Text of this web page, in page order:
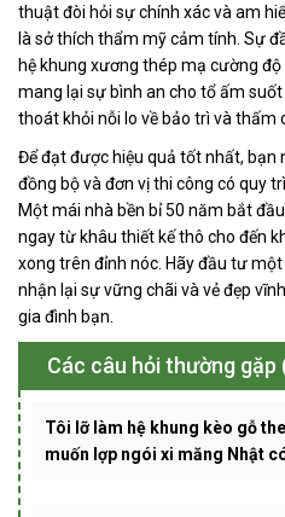
thuật đòi hỏi sự chính xác và am
là sở thích thẩm mỹ cảm tính. Sự
hệ khung xương thép mạ cường
mang lại sự bình an cho tổ ấm
thoát khỏi nỗi lo về bảo trì và thấm
Để đạt được hiệu quả tốt nhất, bạn
đồng bộ và đơn vị thi công có quy
Một mái nhà bền bỉ 50 năm bắt
ngay từ khâu thiết kế thô cho đến
xong trên đỉnh nóc. Hãy đầu tư
nhận lại sự vững chãi và vẻ đẹp
gia đình bạn.
Các câu hỏi thường gặp
Tôi lỡ làm hệ khung kèo gỗ
muốn lợp ngói xi măng Nhật